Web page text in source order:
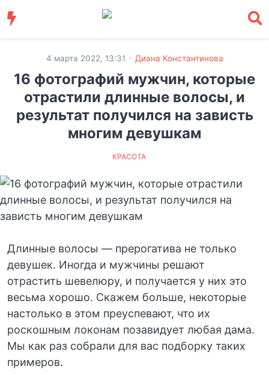
4 марта 2022, 13:31 · Диана Константинова
16 фотографий мужчин, которые
отрастили длинные волосы, и
результат получился на зависть
многим девушкам
КРАСОТА
Длинные волосы — прерогатива не только
девушек. Иногда и мужчины решают
отрастить шевелюру, и получается у них это
весьма хорошо. Скажем больше, некоторые
настолько в этом преуспевают, что их
роскошным локонам позавидует любая дама.
Мы как раз собрали для вас подборку таких
примеров.